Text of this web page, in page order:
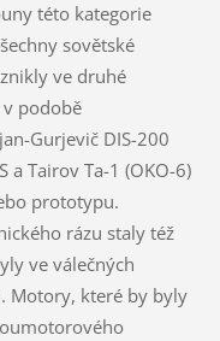
této kategorie
sovětské
ve druhé
podobě
Gurjevič DIS-200
a Tairov Ta-1 (OKO-6)
prototypu.
rázu staly též
ve válečných
Motory, které by byly